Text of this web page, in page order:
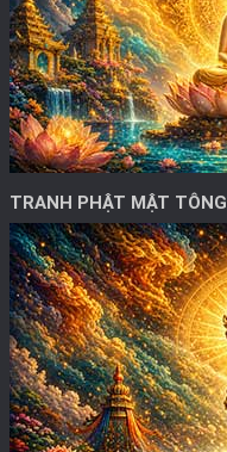
TRANH PHẬT MẬT TÔNG